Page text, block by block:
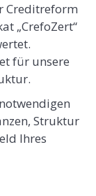
Creditreform
„CrefoZert“
für unsere
Struktur
Ihres